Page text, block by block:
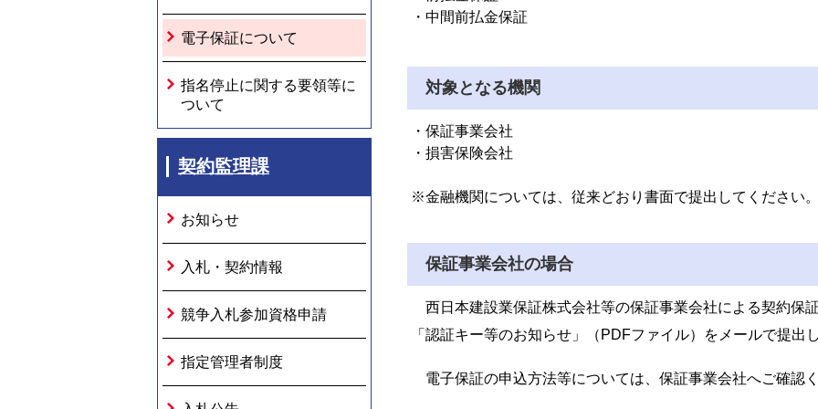
電子保証について
指名停止に関する要領等に
ついて
契約監理課
お知らせ
入札・契約情報
競争入札参加資格申請
指定管理者制度
・中間前払金保証
対象となる機関
・保証事業会社
・損害保険会社
※金融機関については、従来どおり書面で提出してください
保証事業会社の場合
西日本建設業保証株式会社等の保証事業会社による契約保
「認証キー等のお知らせ」（PDFファイル）をメールで提出
電子保証の申込方法等については、保証事業会社へご確認